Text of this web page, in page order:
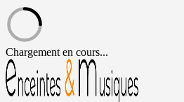
Chargement en cours...
Allez
au
contenu